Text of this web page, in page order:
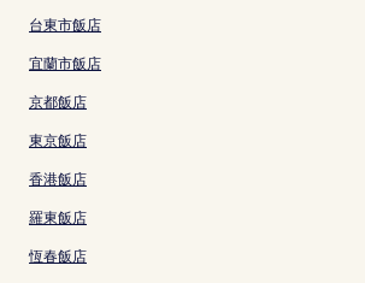
台東市飯店
宜蘭市飯店
京都飯店
東京飯店
香港飯店
羅東飯店
恆春飯店